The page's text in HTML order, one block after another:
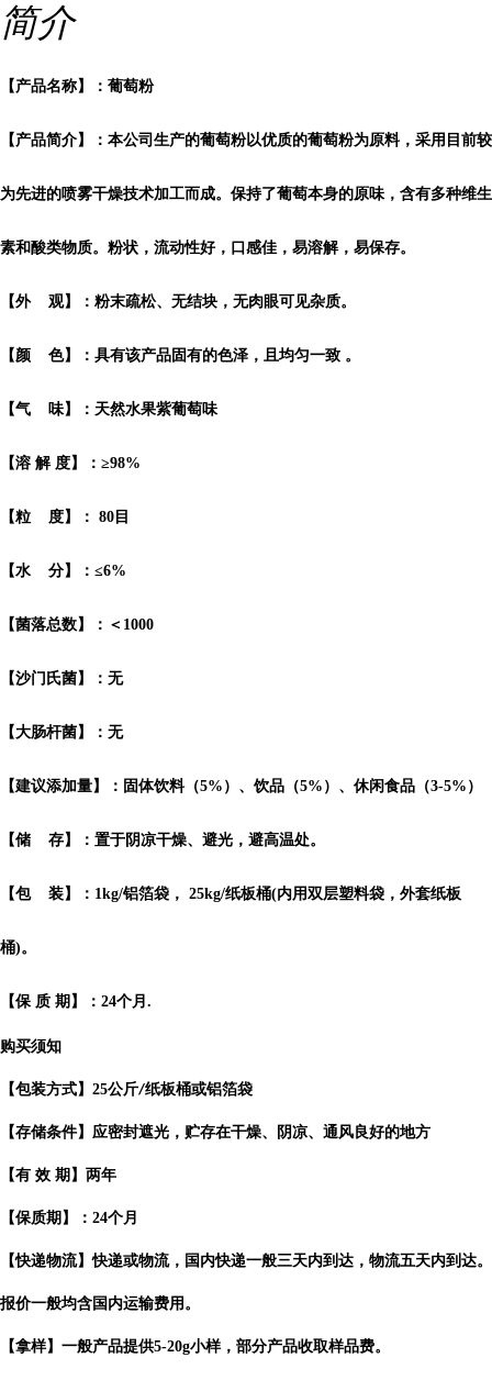
简介
【产品名称】：葡萄粉
【产品简介】：本公司生产的葡萄粉以优质的葡萄粉为原料，采用目前较
为先进的喷雾干燥技术加工而成。保持了葡萄本身的原味，含有多种维生
素和酸类物质。粉状，流动性好，口感佳，易溶解，易保存。
【外 观】：粉末疏松、无结块，无肉眼可见杂质。
【颜 色】：具有该产品固有的色泽，且均匀一致 。
【气 味】：天然水果紫葡萄味
【溶 解 度】：≥98%
【粒 度】： 80目
【水 分】：≤6%
【菌落总数】：＜1000
【沙门氏菌】：无
【大肠杆菌】：无
【建议添加量】：固体饮料（5%）、饮品（5%）、休闲食品（3-5%）
【储 存】：置于阴凉干燥、避光，避高温处。
【包 装】：1kg/铝箔袋， 25kg/纸板桶(内用双层塑料袋，外套纸板
桶)。
【保 质 期】：24个月.
购买须知
【包装方式】 25公斤/纸板桶或铝箔袋
【存储条件】应密封遮光，贮存在干燥、阴凉、通风良好的地方
【有 效 期】两年
【保质期】： 24个月
【快递物流】快递或物流，国内快递一般三天内到达，物流五天内到达。
报价一般均含国内运输费用。
【拿样】一般产品提供5-20g小样，部分产品收取样品费。